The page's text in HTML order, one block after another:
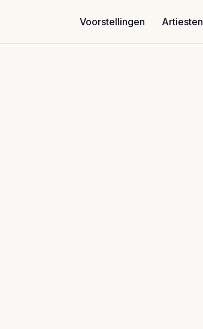
Voorstellingen
Artiesten